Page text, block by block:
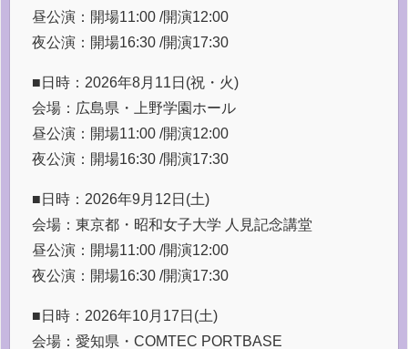
昼公演：開場11:00 /開演12:00
夜公演：開場16:30 /開演17:30
■日時：2026年8月11日(祝・火)
会場：広島県・上野学園ホール
昼公演：開場11:00 /開演12:00
夜公演：開場16:30 /開演17:30
■日時：2026年9月12日(土)
会場：東京都・昭和女子大学 人見記念講堂
昼公演：開場11:00 /開演12:00
夜公演：開場16:30 /開演17:30
■日時：2026年10月17日(土)
会場：愛知県・COMTEC PORTBASE